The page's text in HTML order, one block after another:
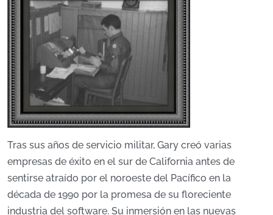
Tras sus años de servicio militar, Gary creó varias
empresas de éxito en el sur de California antes de
sentirse atraído por el noroeste del Pacífico en la
década de 1990 por la promesa de su floreciente
industria del software. Su inmersión en las nuevas